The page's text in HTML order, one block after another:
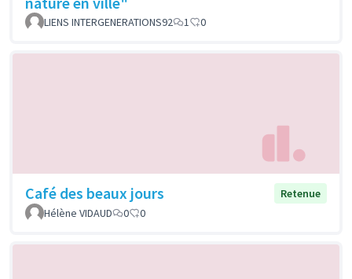
LIENS INTERGENERATIONS92 1 0
Café des beaux jours
Retenue
Hélène VIDAUD
0 0